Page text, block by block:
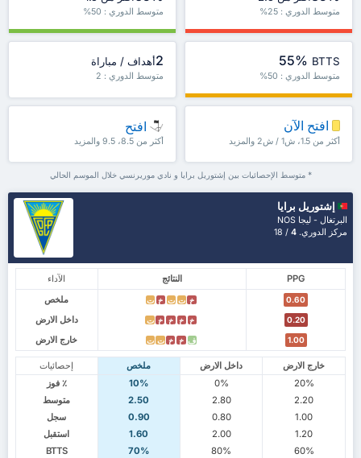
متوسط الدوري : 25% متوسط الدوري : 50%
55% BTTS
متوسط الدوري : 50%
2أهداف / مباراة
متوسط الدوري : 2
افتح الآن
أكثر من 1.5، ش1 / ش2 والمزيد
افتح
أكثر من 8.5، 9.5 والمزيد
* متوسط الإحصائيات بين إشتوريل برايا و نادي موريرنسي خلال الموسم الحالي
إشتوريل برايا
البرتغال - ليجا NOS
مركز الدوري. 4
/ 18
الآداء النتائج
PPG
ملخص
خ ت ت خ ت 0.60
داخل الارض خ خ خ خ ت 0.20
خارج الارض ف خ خ ت ت 1.00
إحصائيات ملخص داخل الارض
خارج الارض
٪ فوز
10% 0%
20%
متوسط
2.50 2.80
2.20
سجل
0.90 0.80
1.00
استقبل
1.60 2.00
1.20
BTTS
70% 80%
60%